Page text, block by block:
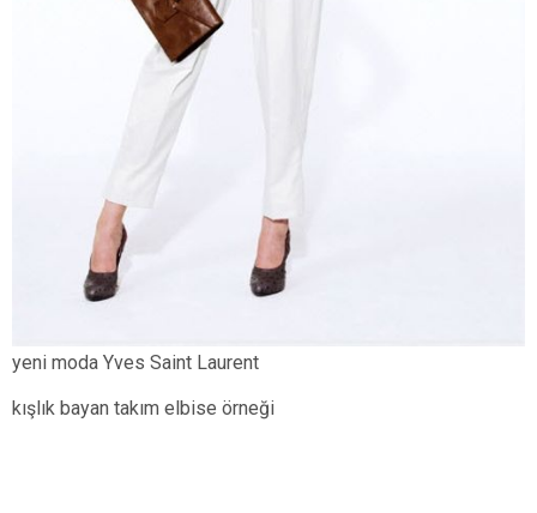
yeni moda Yves Saint Laurent
kışlık bayan takım elbise örneği